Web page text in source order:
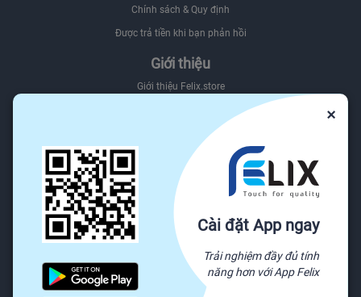
Chính sách & Quy định
Được trả tiền khi bạn phản hồi
Giới thiệu
Giới thiệu Felix.store
Sơ đồ website
Felix.store Blog
Tìm nguồn hàng trên Felix.store
Tất cả danh mục
Yêu cầu báo giá
Sẵn sàng vận chuyển
×
Cài đặt App ngay
Trải nghiệm đầy đủ tính
năng hơn với App Felix